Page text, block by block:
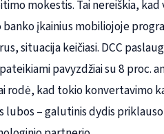
mokestis. Tai nereiškia, kad
įkainius mobiliojoje
situacija keičiasi. DCC
pavyzdžiai su 8 proc.
rodė, kad tokio konvertavimo
lubos – galutinis dydis